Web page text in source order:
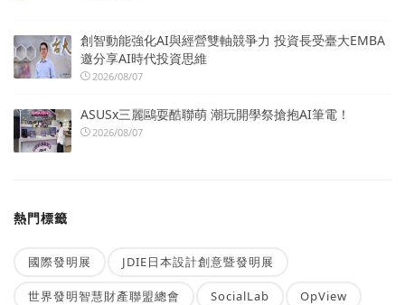
創智動能強化AI與經營雙軸競爭力 投資長受臺大EMBA
邀分享AI時代投資思維
2026/08/07
ASUSx三麗鷗耍酷聯萌 潮玩開學祭搶抱AI筆電！
2026/08/07
熱門標籤
國際發明展 JDIE日本設計創意暨發明展
世界發明智慧財產聯盟總會 SocialLab OpView